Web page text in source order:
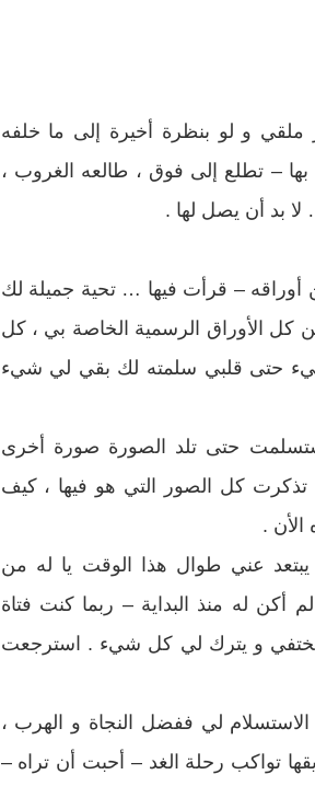
ملقي و لو بنظرة أخيرة إلى ما خلفه
– تطلع إلى فوق ، طالعه الغروب ،
بد أن يصل لها .
– قرأت فيها … تحية جميلة لك
كل الأوراق الرسمية الخاصة بي ، كل
حتى قلبي سلمته لك بقي لي شيء
حتى تلد الصورة صورة أخرى
كل الصور التي هو فيها ، كيف
الأن .
عني طوال هذا الوقت يا له من
له منذ البداية – ربما كنت فتاة
يختفي و يترك لي كل شيء . استرجعت
لي ففضل النجاة و الهرب ،
تواكب رحلة الغد – أحبت أن تراه –